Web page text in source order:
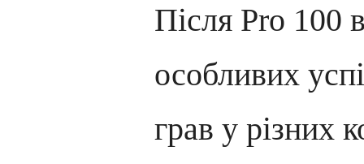
Після Pro 100
особливих
грав у різних